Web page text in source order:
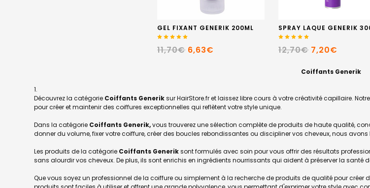
GEL FIXANT GENERIK 200ML
11,70€ 6,63€
SPRAY LAQUE GENERIK
12,70€ 7,20€
Coiffants Generik
Découvrez la catégorie Coiffants Generiksur HairStore.fr et laissez libre cours à votre créativité capillaire.
pour créer et maintenir des coiffures exceptionnelles qui reflètent votre style unique.
Dans la catégorie Coiffants Generik,vous trouverez une sélection complète de produits de haute qualité,
donner du volume, fixer votre coiffure, créer des boucles rebondissantes ou discipliner vos cheveux, nous
Les produits de la catégorie Coiffants Generiksont formulés avec soin pour vous offrir des résultats
sans alourdir vos cheveux. De plus, ils sont enrichis en ingrédients nourrissants qui aident à préserver la santé
Que vous soyez un professionnel de la coiffure ou simplement à la recherche de produits de qualité pour